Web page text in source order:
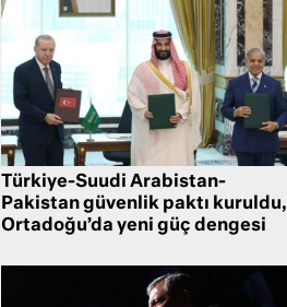
Türkiye-Suudi Arabistan-
Pakistan güvenlik paktı kuruldu,
Ortadoğu’da yeni güç dengesi